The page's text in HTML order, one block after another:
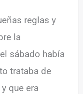
reglas y
la
sábado había
trataba de
que era